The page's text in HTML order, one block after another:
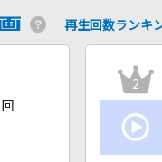
再生回数ランキ
回
2